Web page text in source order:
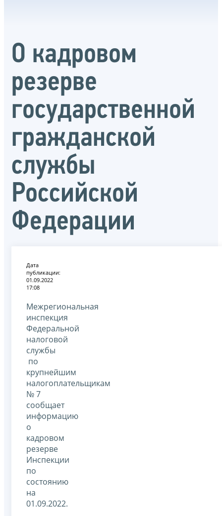
О кадровом
резерве
государственной
гражданской
службы
Российской
Федерации
Дата
публикации:
01.09.2022
17:08
Межрегиональная
инспекция
Федеральной
налоговой
службы
по
крупнейшим
налогоплательщикам
№ 7
сообщает
информацию
о
кадровом
резерве
Инспекции
по
состоянию
на
01.09.2022.